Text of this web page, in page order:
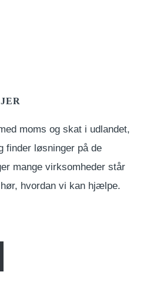
moms og skat i udlandet,
finder løsninger på de
mange virksomheder står
hvordan vi kan hjælpe.